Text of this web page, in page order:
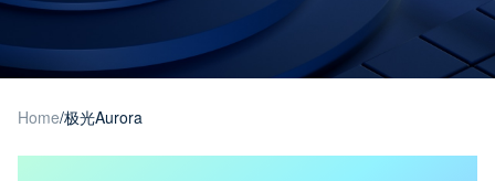
Home/极光Aurora